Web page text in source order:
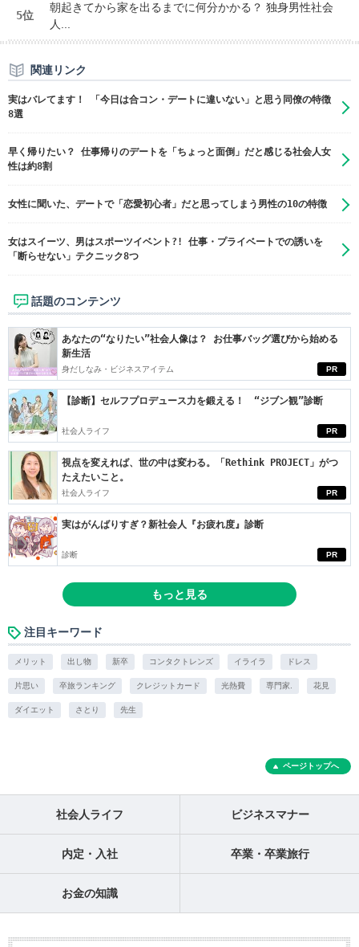
5位
朝起きてから家を出るまでに何分かかる？ 独身男性社会
人...
関連リンク
実はバレてます！ 「今日は合コン・デートに違いない」と思う同僚の特徴
8選
早く帰りたい？ 仕事帰りのデートを「ちょっと面倒」だと感じる社会人女
性は約8割
女性に聞いた、デートで「恋愛初心者」だと思ってしまう男性の10の特徴
女はスイーツ、男はスポーツイベント?! 仕事・プライベートでの誘いを
「断らせない」テクニック8つ
話題のコンテンツ
PR
あなたの“なりたい”社会人像は？ お仕事バッグ選びから始める
新生活
身だしなみ・ビジネスアイテム
PR
【診断】セルフプロデュース力を鍛える！ “ジブン観”診断
社会人ライフ
PR
視点を変えれば、世の中は変わる。「Rethink PROJECT」がつ
たえたいこと。
社会人ライフ
PR
実はがんばりすぎ？新社会人『お疲れ度』診断
診断
もっと見る
注目キーワード
メリット 出し物 新卒 コンタクトレンズ イライラ ドレス
片思い 卒旅ランキング クレジットカード 光熱費 専門家. 花見
ダイエット さとり 先生
ページトップへ
社会人ライフ ビジネスマナー
内定・入社 卒業・卒業旅行
お金の知識